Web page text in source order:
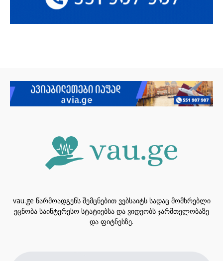
vau.ge წარმოადგენს შემცნებით ვებსაიტს სადაც მომხრებლი
ეცნობა საინტერესო სტატიებსა და ვიდეობს ჯარმთელობაზე
და ფიტნესზე.